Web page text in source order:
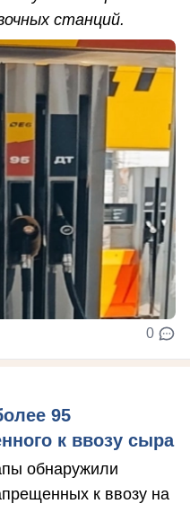
станций.
0
95
к ввозу сыра
обнаружили
к ввозу на